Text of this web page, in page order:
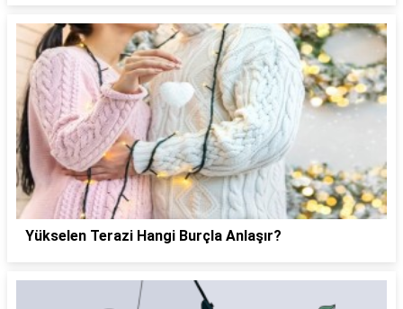
Yükselen Terazi Hangi Burçla Anlaşır?